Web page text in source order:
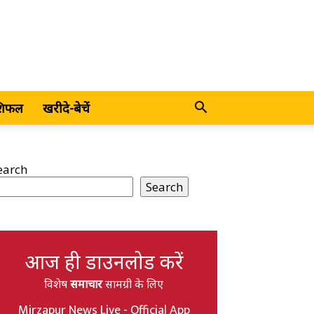
खरीदे-बेचें
Search
आज ही डाउनलोड करें
विशेषसमाचारसामग्री के लिए